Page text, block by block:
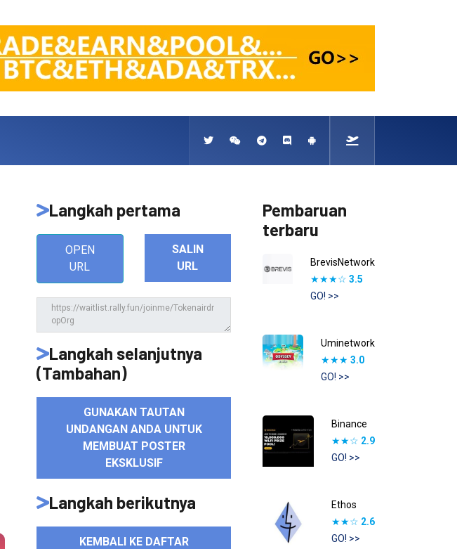
Langkah pertama
OPEN
URL
SALIN
URL
Langkah selanjutnya
(Tambahan)
GUNAKAN TAUTAN
UNDANGAN ANDA UNTUK
MEMBUAT POSTER
EKSKLUSIF
Langkah berikutnya
KEMBALI KE DAFTAR
Pembaruan
terbaru
BrevisNetwork
★★★☆ 3.5
GO! >>
Uminetwork
★★★ 3.0
GO! >>
Binance
★★☆ 2.9
GO! >>
Ethos
★★☆ 2.6
GO! >>